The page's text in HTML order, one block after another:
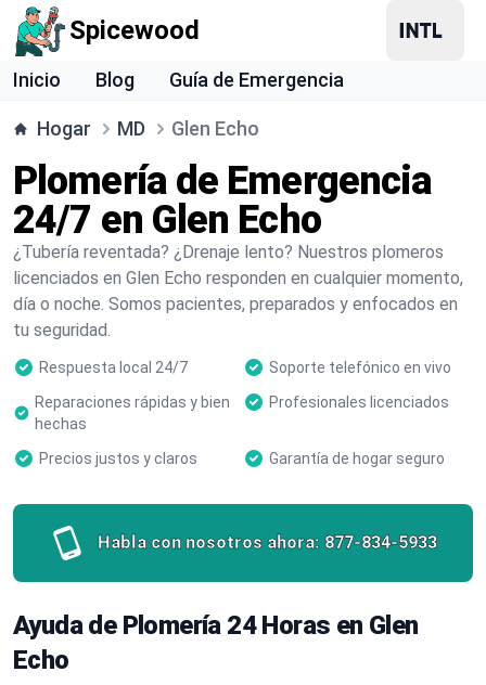
Spicewood
Inicio Blog Guía de Emergencia
Hogar MD Glen Echo
Plomería de Emergencia
24/7 en Glen Echo
¿Tubería reventada? ¿Drenaje lento? Nuestros plomeros
licenciados en Glen Echo responden en cualquier momento,
día o noche. Somos pacientes, preparados y enfocados en
tu seguridad.
Respuesta local 24/7
Soporte telefónico en vivo
Reparaciones rápidas y bien
hechas
Profesionales licenciados
Precios justos y claros Garantía de hogar seguro
Habla con nosotros ahora: 877-834-5933
Ayuda de Plomería 24 Horas en Glen
Echo